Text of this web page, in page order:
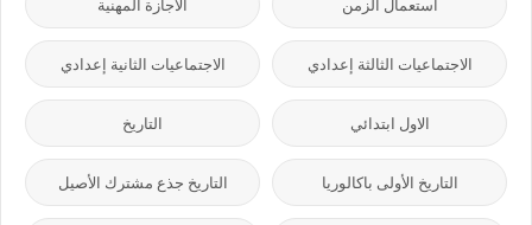
استعمال الزمن الاجازة المهنية
الاجتماعيات الثالثة إعدادي الاجتماعيات الثانية إعدادي
الاول ابتدائي التاريخ
التاريخ الأولى باكالوريا التاريخ جذع مشترك الأصيل